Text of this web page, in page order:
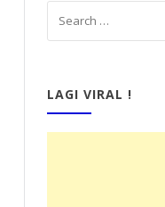
LAGI VIRAL !